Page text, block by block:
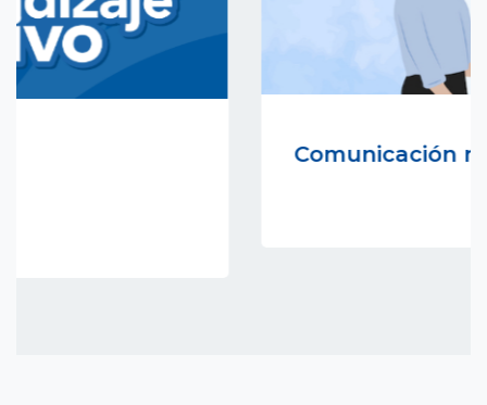
Comunicación no violenta